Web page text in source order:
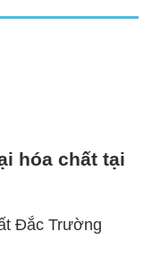
hóa chất tại
Đắc Trường